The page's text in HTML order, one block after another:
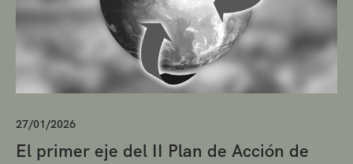
27/01/2026
El primer eje del II Plan de Acción de